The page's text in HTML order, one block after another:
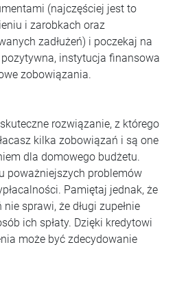
(najczęściej jest to
i zarobkach oraz
zadłużeń) i poczekaj na
instytucja finansowa
zobowiązania.
rozwiązanie, z którego
kilka zobowiązań i są one
dla domowego budżetu.
poważniejszych problemów
Pamiętaj jednak, że
sprawi, że długi zupełnie
ich spłaty. Dzięki kredytowi
może być zdecydowanie